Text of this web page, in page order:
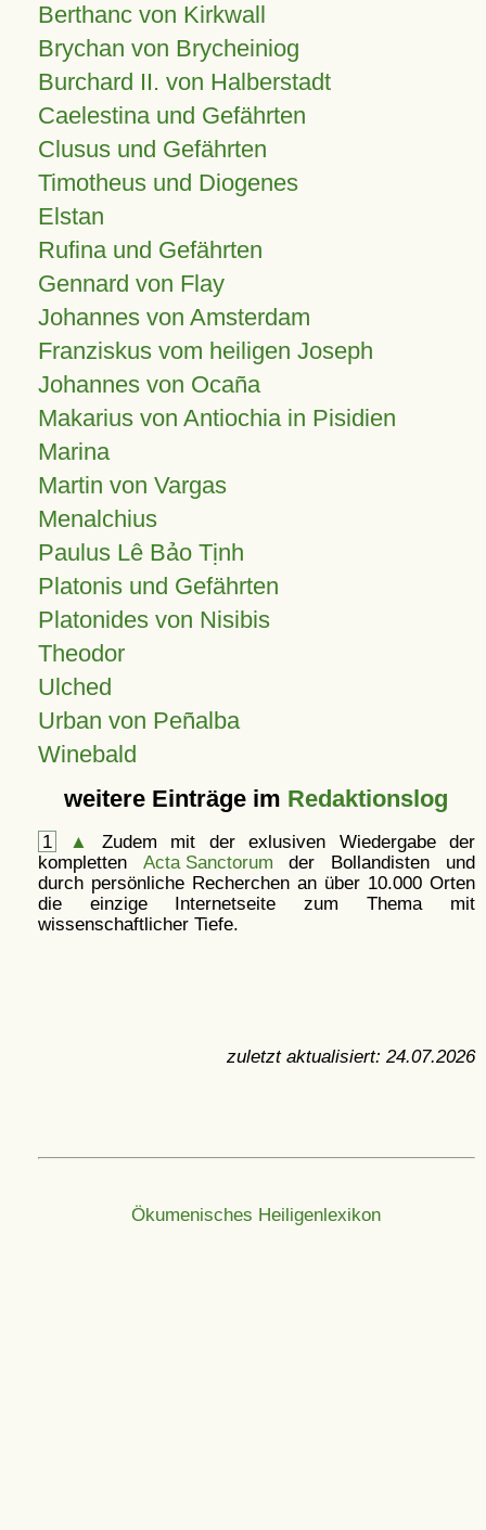
Berthanc von Kirkwall
Brychan von Brycheiniog
Burchard II. von Halberstadt
Caelestina und Gefährten
Clusus und Gefährten
Timotheus und Diogenes
Elstan
Rufina und Gefährten
Gennard von Flay
Johannes von Amsterdam
Franziskus vom heiligen Joseph
Johannes von Ocaña
Makarius von Antiochia in Pisidien
Marina
Martin von Vargas
Menalchius
Paulus Lê Bảo Tịnh
Platonis und Gefährten
Platonides von Nisibis
Theodor
Ulched
Urban von Peñalba
Winebald
weitere Einträge im Redaktionslog
1 ▲
Zudem mit der exlusiven Wiedergabe der
kompletten Acta Sanctorum der Bollandisten und
durch persönliche Recherchen an über 10.000 Orten
die einzige Internetseite zum Thema mit
wissenschaftlicher Tiefe.
zuletzt aktualisiert: 24.07.2026
Ökumenisches Heiligenlexikon